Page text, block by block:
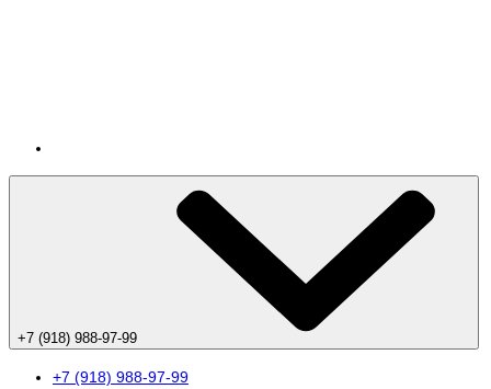
+7 (918) 988-97-99
+7 (918) 988-97-99